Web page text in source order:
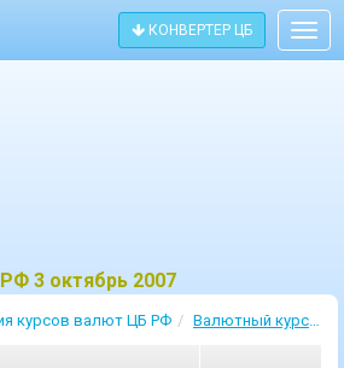
КОНВЕРТЕР ЦБ
3 октябрь 2007
курсов валют ЦБ РФ Валютный курс 3 Октябрь 2007